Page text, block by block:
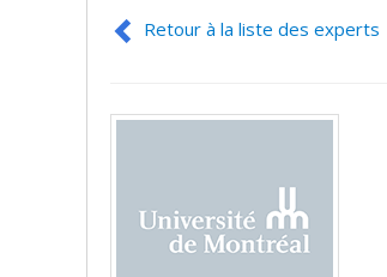
Retour à la liste des experts